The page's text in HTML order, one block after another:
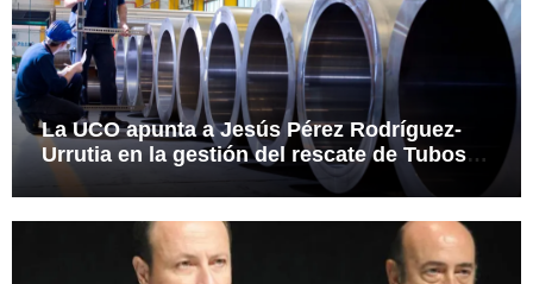
La UCO apunta a Jesús Pérez Rodríguez-
Urrutia en la gestión del rescate de Tubos
Reunidos